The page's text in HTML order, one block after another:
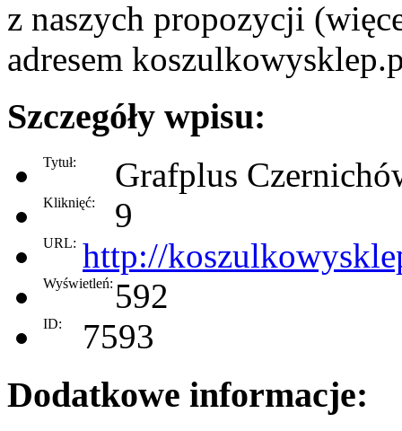
z naszych propozycji
adresem
Szczegóły wpisu:
Tytuł: Grafplus
Kliknięć: 9
URL: http://
Wyświetleń: 592
ID: 7593
Dodatkowe informacje: